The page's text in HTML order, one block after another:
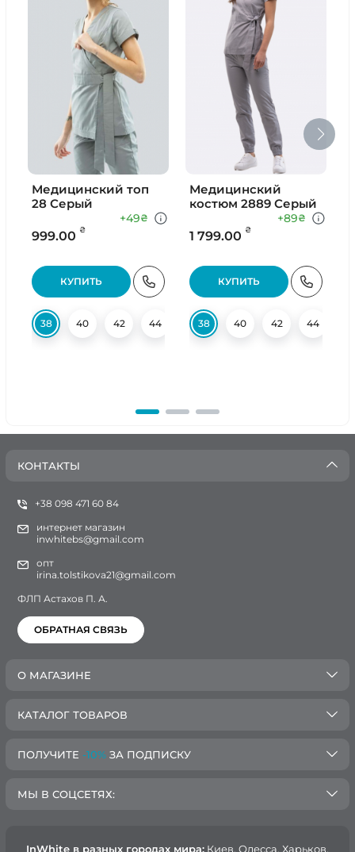
Медицинский топ
28 Серый
999.00 ₴
+49₴
КУПИТЬ
38 40 42 44 46 48
Медицинский
костюм 2889 Серый
1 799.00 ₴
+89₴
КУПИТЬ
38 40 42 44
КОНТАКТЫ
+38 098 471 60 84
интернет магазин
inwhitebs@gmail.com
опт
irina.tolstikova21@gmail.com
ФЛП Астахов П. А.
ОБРАТНАЯ СВЯЗЬ
О МАГАЗИНЕ
КАТАЛОГ ТОВАРОВ
ПОЛУЧИТЕ -10% ЗА ПОДПИСКУ
МЫ В СОЦСЕТЯХ:
InWhite в разных городах мира: Киев, Oдесса, Харьков,